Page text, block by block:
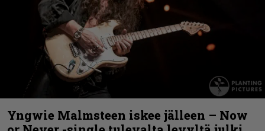
Yngwie Malmsteen iskee jälleen – Now